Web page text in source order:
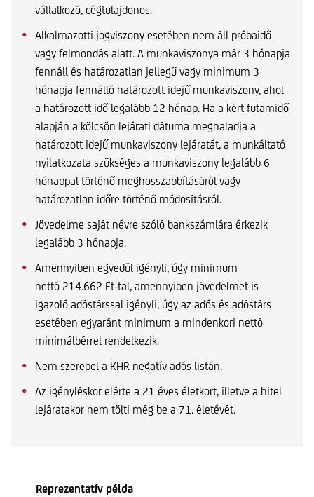
vállalkozó, cégtulajdonos.
Alkalmazotti jogviszony esetében nem áll próbaidő
vagy felmondás alatt. A munkaviszonya már 3 hónapja
fennáll és határozatlan jellegű vagy minimum 3
hónapja fennálló határozott idejű munkaviszony, ahol
a határozott idő legalább 12 hónap. Ha a kért futamidő
alapján a kölcsön lejárati dátuma meghaladja a
határozott idejű munkaviszony lejáratát, a munkáltató
nyilatkozata szükséges a munkaviszony legalább 6
hónappal történő meghosszabbításáról vagy
határozatlan időre történő módosításról.
Jövedelme saját névre szóló bankszámlára érkezik
legalább 3 hónapja.
Amennyiben egyedül igényli, úgy minimum
nettó 214.662 Ft-tal, amennyiben jövedelmet is
igazoló adóstárssal igényli, úgy az adós és adóstárs
esetében egyaránt minimum a mindenkori nettó
minimálbérrel rendelkezik.
Nem szerepel a KHR negatív adós listán.
Az igényléskor elérte a 21 éves életkort, illetve a hitel
lejáratakor nem tölti még be a 71. életévét.
Reprezentatív példa